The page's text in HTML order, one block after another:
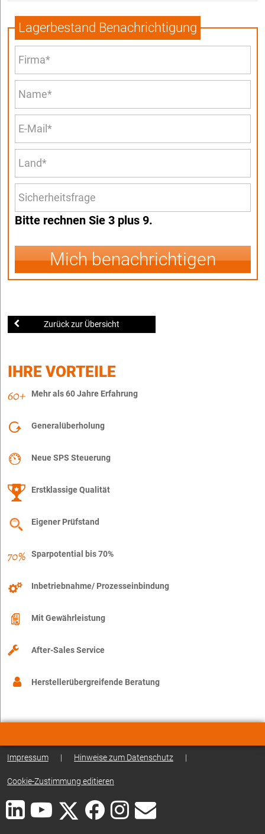
Lagerbestand Benachrichtigung
Bitte rechnen Sie 3 plus 9.
Mich benachrichtigen
Zurück zur Übersicht
IHRE VORTEILE
Mehr als 60 Jahre Erfahrung
Generalüberholung
Neue SPS Steuerung
Erstklassige Qualität
Eigener Prüfstand
Sparpotential bis 70%
Inbetriebnahme/ Prozesseinbindung
Mit Gewährleistung
After-Sales Service
Herstellerübergreifende Beratung
Impressum | Hinweise zum Datenschutz |
Cookie-Zustimmung editieren